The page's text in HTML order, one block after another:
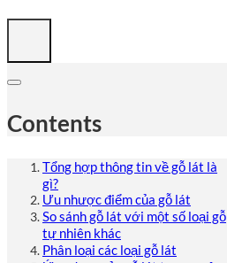
Contents
Tổng hợp thông tin về gỗ lát là
gì?
Ưu nhược điểm của gỗ lát
So sánh gỗ lát với một số loại gỗ
tự nhiên khác
Phân loại các loại gỗ lát